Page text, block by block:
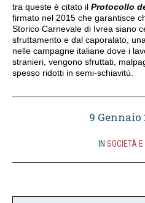
tra queste è citato il Protocollo
firmato nel 2015 che garantisce
Storico Carnevale di Ivrea siano
sfruttamento e dal caporalato,
nelle campagne italiane dove i
stranieri, vengono sfruttati,
spesso ridotti in semi-schiavitù.
9 Gennaio
IN SOCIETÀ